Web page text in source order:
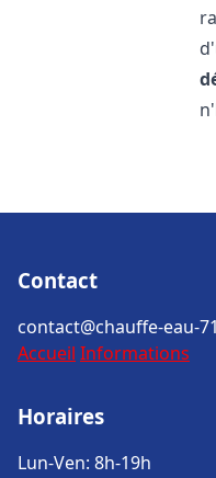
Contact
contact@chauffe-eau-
Accueil Informations
Horaires
Lun-Ven: 8h-19h